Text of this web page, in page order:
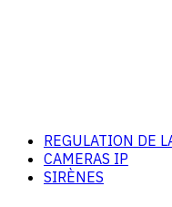
REGULATION DE
CAMERAS IP
SIRÈNES